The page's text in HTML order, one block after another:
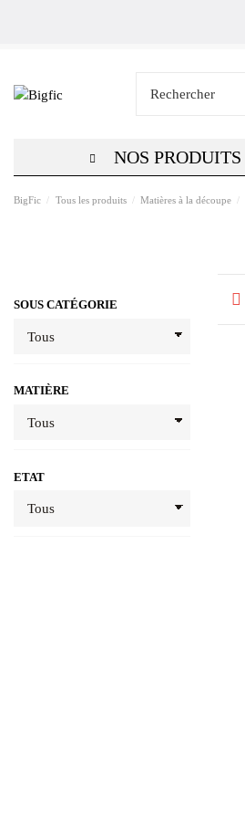
NOS PRODUITS
BigFic Tous les produits Matières à la découpe
SOUS CATÉGORIE
MATIÈRE
ETAT